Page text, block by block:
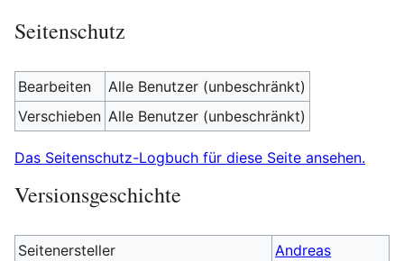
Seitenschutz
Bearbeiten
Alle Benutzer (unbeschränkt)
Verschieben Alle Benutzer (unbeschränkt)
Das Seitenschutz-Logbuch für diese Seite ansehen.
Versionsgeschichte
Seitenersteller
Andreas